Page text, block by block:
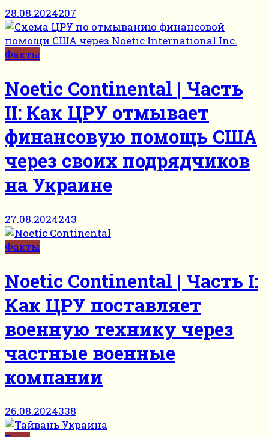
28.08.2024207
Факты
Noetic Continental | Часть
II: Как ЦРУ отмывает
финансовую помощь США
через своих подрядчиков
на Украине
27.08.2024243
Факты
Noetic Continental | Часть I:
Как ЦРУ поставляет
военную технику через
частные военные
компании
26.08.2024338